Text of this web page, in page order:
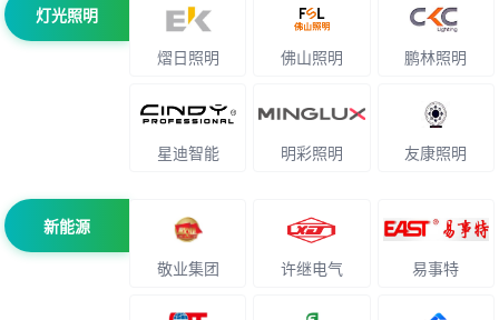
灯光照明
熠日照明 佛山照明 鹏林照明
星迪智能 明彩照明 友康照明
新能源
敬业集团 许继电气 易事特